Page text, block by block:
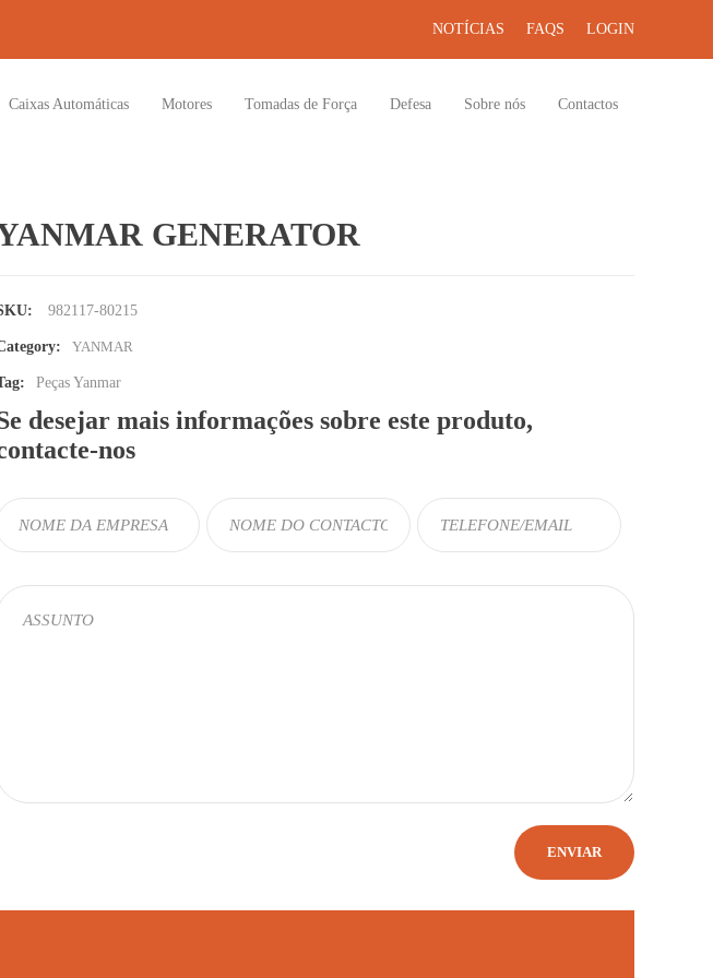
NOTÍCIAS FAQS LOGIN
Caixas Automáticas Motores Tomadas de Força Defesa Sobre nós Contactos
GENERATOR
982117-80215
YANMAR
Peças Yanmar
desejar mais informações sobre este produto,
nos